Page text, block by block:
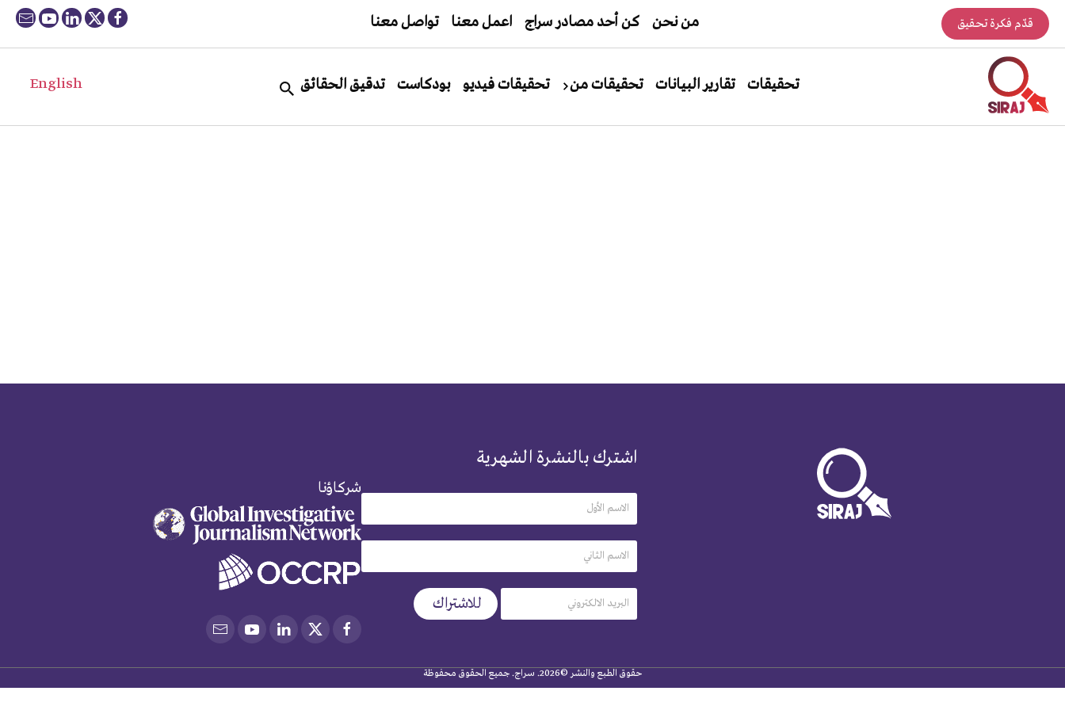
قدّم فكرة تحقيق من نحن كن أحد مصادر سراج اعمل معنا تواصل معنا
تحقيقات تقارير البيانات تحقيقات من تحقيقات فيديو بودكاست تدقيق الحقائق English
اشترك بالنشرة الشهرية
شركاؤنا
حقوق الطبع والنشر ©2026. سراج. جميع الحقوق محفوظة